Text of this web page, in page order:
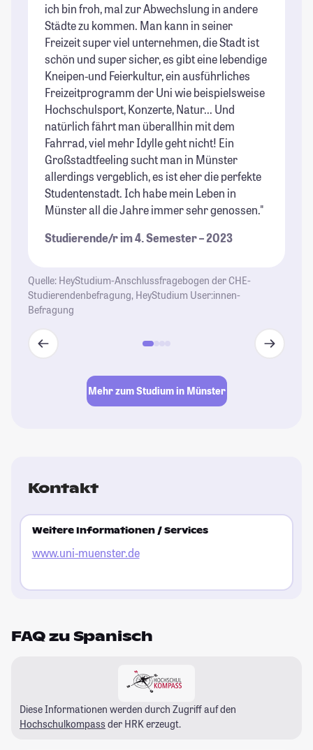
ich bin froh, mal zur Abwechslung in andere
Städte zu kommen. Man kann in seiner
Freizeit super viel unternehmen, die Stadt ist
schön und super sicher, es gibt eine lebendige
Kneipen-und Feierkultur, ein ausführliches
Freizeitprogramm der Uni wie beispielsweise
Hochschulsport, Konzerte, Natur... Und
natürlich fährt man überallhin mit dem
Fahrrad, viel mehr Idylle geht nicht! Ein
Großstadtfeeling sucht man in Münster
allerdings vergeblich, es ist eher die perfekte
Studentenstadt. Ich habe mein Leben in
Münster all die Jahre immer sehr genossen."
Studierende/r im 4. Semester – 2023
Quelle: HeyStudium-Anschlussfragebogen der CHE-
Studierendenbefragung, HeyStudium User:innen-
Befragung
Mehr zum Studium in Münster
Kontakt
Weitere Informationen / Services
www.uni-muenster.de
FAQ zu Spanisch
Diese Informationen werden durch Zugriff auf den
Hochschulkompass der HRK erzeugt.